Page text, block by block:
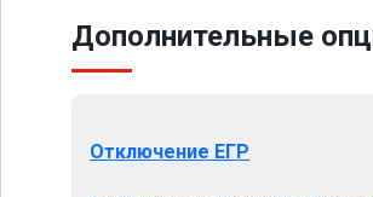
Дополнительные
Отключение ЕГР